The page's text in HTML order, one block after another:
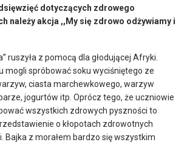
dotyczących zdrowego
należy akcja ,,My się zdrowo odżywiamy i
ruszyła z pomocą dla głodującej Afryki.
mogli spróbować soku wyciśniętego ze
ciasta marchewkowego, warzyw
jogurtów itp. Oprócz tego, że uczniowie
wszystkich zdrowych pyszności to
o kłopotach zdrowotnych
Bajka z morałem bardzo się wszystkim